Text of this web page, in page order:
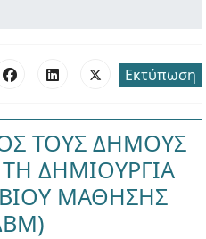
Εκτύπωση
ΤΟΥΣ ΔΗΜΟΥΣ
ΔΗΜΙΟΥΡΓΙΑ
ΜΑΘΗΣΗΣ